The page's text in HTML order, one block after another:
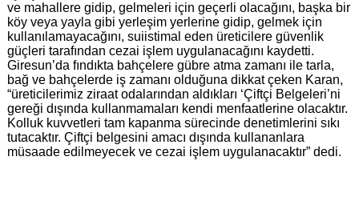
ve mahallere gidip, gelmeleri için geçerli olacağını, başka bir
köy veya yayla gibi yerleşim yerlerine gidip, gelmek için
kullanılamayacağını, suiistimal eden üreticilere güvenlik
güçleri tarafından cezai işlem uygulanacağını kaydetti.
Giresun’da fındıkta bahçelere gübre atma zamanı ile tarla,
bağ ve bahçelerde iş zamanı olduğuna dikkat çeken Karan,
“üreticilerimiz ziraat odalarından aldıkları ‘Çiftçi Belgeleri’ni
gereği dışında kullanmamaları kendi menfaatlerine olacaktır.
Kolluk kuvvetleri tam kapanma sürecinde denetimlerini sıkı
tutacaktır. Çiftçi belgesini amacı dışında kullananlara
müsaade edilmeyecek ve cezai işlem uygulanacaktır” dedi.